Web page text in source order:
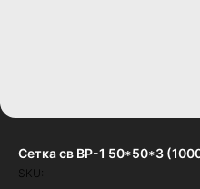
Сетка св ВР-1 50*50*3
SKU: